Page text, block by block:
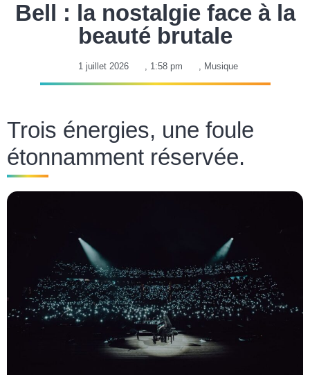
Bell : la nostalgie face à la
beauté brutale
1 juillet 2026 , 1:58 pm , Musique
Trois énergies, une foule
étonnamment réservée.